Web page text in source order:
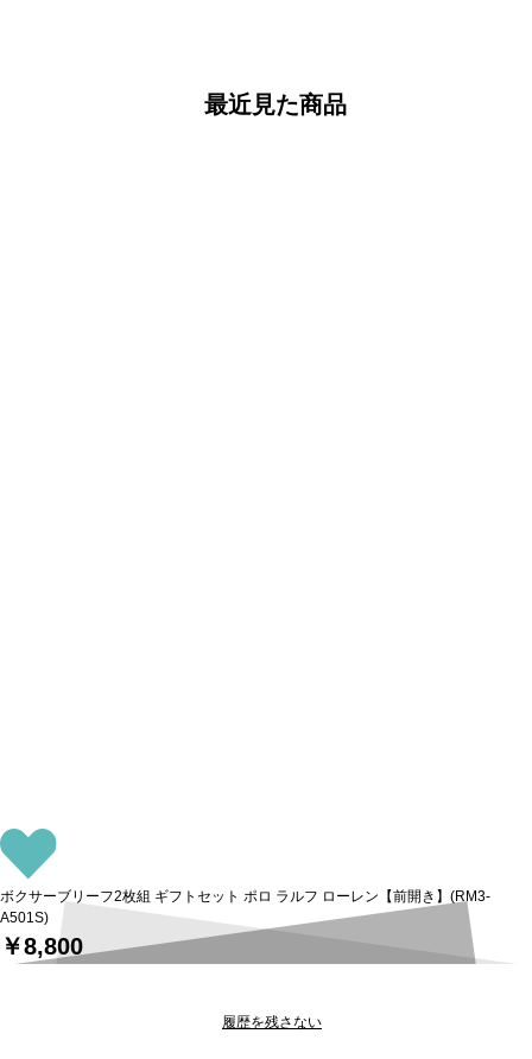
最近見た商品
ボクサーブリーフ2枚組 ギフトセット ポロ ラルフ ローレン【前開き】(RM3-
A501S)
￥8,800
履歴を残さない